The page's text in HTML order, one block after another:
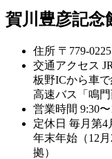
賀川豊彦記念
住所 〒779-
交通アクセス
板野ICから車で
高速バス「鳴
営業時間 9:30
定休日 毎月第4
年末年始（12
拠）